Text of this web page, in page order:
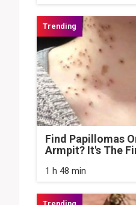
Find Papillomas
Armpit? It's The
1 h 48 min